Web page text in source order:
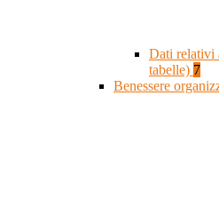
Dati relativi
tabelle) 7
Benessere